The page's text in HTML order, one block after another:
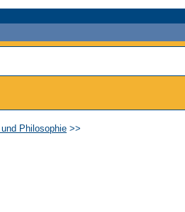
Philosophie >>